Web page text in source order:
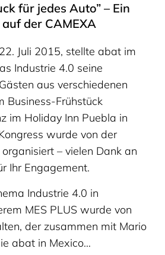
für jedes Auto” – Ein
der CAMEXA
Juli 2015, stellte abat im
Industrie 4.0 seine
aus verschiedenen
Business-Frühstück
im Holiday Inn Puebla in
wurde von der
– vielen Dank an
Ihr Engagement.
Industrie 4.0 in
MES PLUS wurde von
der zusammen mit Mario
abat in Mexico…